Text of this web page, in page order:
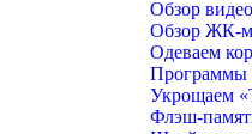
Обзор
Обзор ЖК-
Одеваем
Программы
Укрощаем
Флэш-